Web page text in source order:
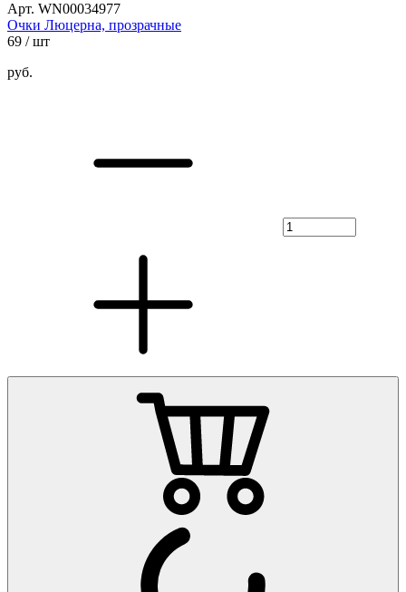
Арт. WN00034977
Очки Люцерна, прозрачные
69 / шт
руб.